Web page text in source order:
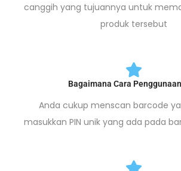
canggih yang tujuannya untuk
produk tersebut
Bagaimana Cara
Anda cukup menscan barcode
masukkan PIN unik yang ada pada